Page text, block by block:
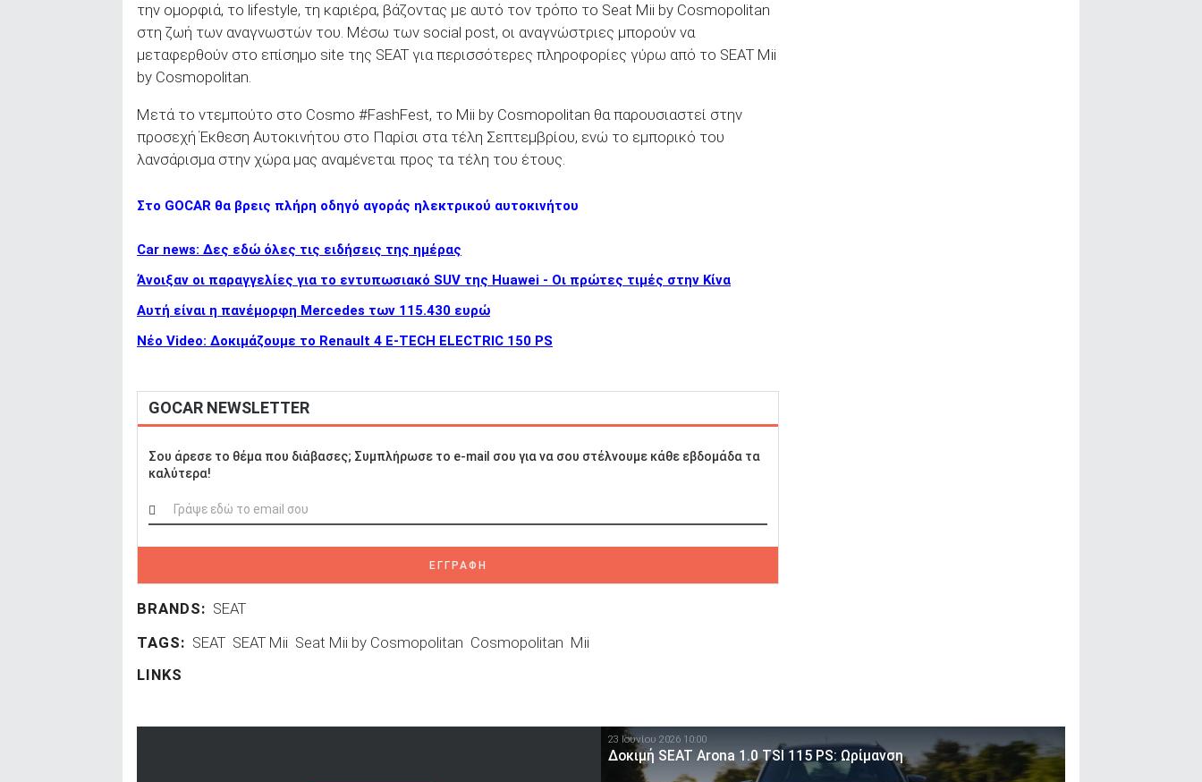
την ομορφιά, το lifestyle, τη καριέρα, βάζοντας με αυτό τον τρόπο το Seat Mii by Cosmopolitan
στη ζωή των αναγνωστών του. Μέσω των social post, οι αναγνώστριες μπορούν να
μεταφερθούν στο επίσημο site της SEAT για περισσότερες πληροφορίες γύρω από το SEAΤ Mii
by Cosmopolitan.
Μετά το ντεμπούτο στο Cosmo #FashFest, το Mii by Cosmopolitan θα παρουσιαστεί στην
προσεχή Έκθεση Αυτοκινήτου στο Παρίσι στα τέλη Σεπτεμβρίου, ενώ το εμπορικό του
λανσάρισμα στην χώρα μας αναμένεται προς τα τέλη του έτους.
Στο GOCAR θα βρεις πλήρη οδηγό αγοράς ηλεκτρικού αυτοκινήτου
Car news: Δες εδώ όλες τις ειδήσεις της ημέρας
Άνοιξαν οι παραγγελίες για το εντυπωσιακό SUV της Huawei - Οι πρώτες τιμές στην Κίνα
Αυτή είναι η πανέμορφη Mercedes των 115.430 ευρώ
Νέο Video: Δοκιμάζουμε το Renault 4 E-TECH ELECTRIC 150 PS
GOCAR NEWSLETTER
Σου άρεσε το θέμα που διάβασες; Συμπλήρωσε το e-mail σου για να σου στέλνουμε κάθε εβδομάδα τα
καλύτερα!
ΕΓΓΡΑΦΗ
BRANDS: SEAT
TAGS: SEAT SEAT Mii Seat Mii by Cosmopolitan Cosmopolitan Mii
LINKS
23 Ιουνίου 2026 10:00
Δοκιμή SEAT Arona 1.0 TSI 115 PS: Ωρίμανση